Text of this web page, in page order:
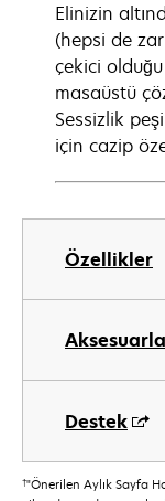
Özellikler
Destek
Elinizin
(hepsi de
çekici
masaüstü
Sessizlik
için cazip
†"Önerilen Aylık Sayfa